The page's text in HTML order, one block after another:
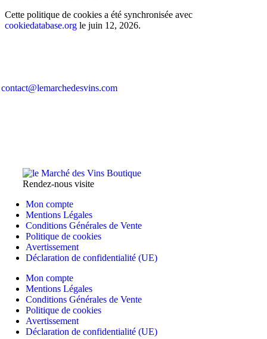
Cette politique de cookies a été synchronisée avec
cookiedatabase.org le juin 12, 2026.
contact@lemarchedesvins.com
Rendez-nous visite
Mon compte
Mentions Légales
Conditions Générales de Vente
Politique de cookies
Avertissement
Déclaration de confidentialité (UE)
Mon compte
Mentions Légales
Conditions Générales de Vente
Politique de cookies
Avertissement
Déclaration de confidentialité (UE)